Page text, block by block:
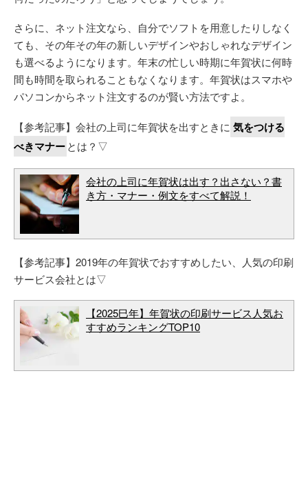
さらに、ネット注文なら、自分でソフトを用意したりしなく
ても、その年その年の新しいデザインやおしゃれなデザイン
も選べるようになります。年末の忙しい時期に年賀状に何時
間も時間を取られることもなくなります。年賀状はスマホや
パソコンからネット注文するのが賢い方法ですよ。
【参考記事】会社の上司に年賀状を出すときに 気をつける
べきマナーとは？▽
会社の上司に年賀状は出す？出さない？書
き方・マナー・例文をすべて解説！
【参考記事】2019年の年賀状でおすすめしたい、人気の印刷
サービス会社とは▽
【2025巳年】年賀状の印刷サービス人気お
すすめランキングTOP10